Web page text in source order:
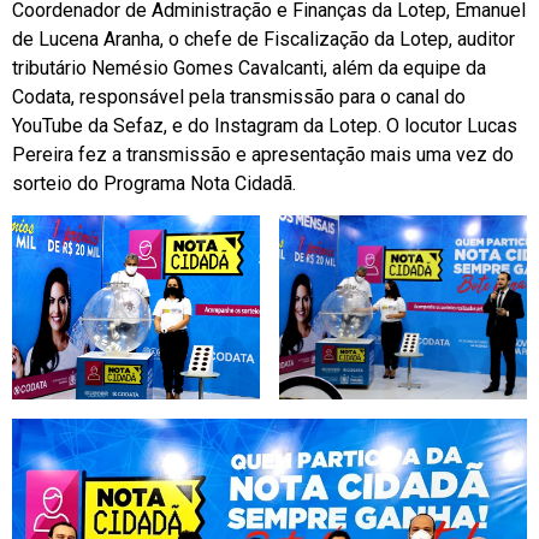
Coordenador de Administração e Finanças da Lotep, Emanuel
de Lucena Aranha, o chefe de Fiscalização da Lotep, auditor
tributário Nemésio Gomes Cavalcanti, além da equipe da
Codata, responsável pela transmissão para o canal do
YouTube da Sefaz, e do Instagram da Lotep. O locutor Lucas
Pereira fez a transmissão e apresentação mais uma vez do
sorteio do Programa Nota Cidadã.